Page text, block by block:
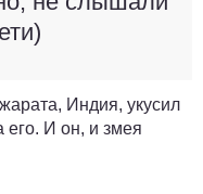
Индия, укусил
его. И он, и змея